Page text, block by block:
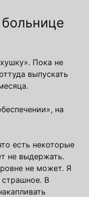
Пока не
выпускать
на
есть некоторые
не выдержать.
не может. Я
страшное. В